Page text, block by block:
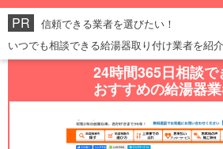
信頼できる業者を選びたい！
いつでも相談できる給湯器取り付け業者を紹介
24時間365日相談で
おすすめの給湯器